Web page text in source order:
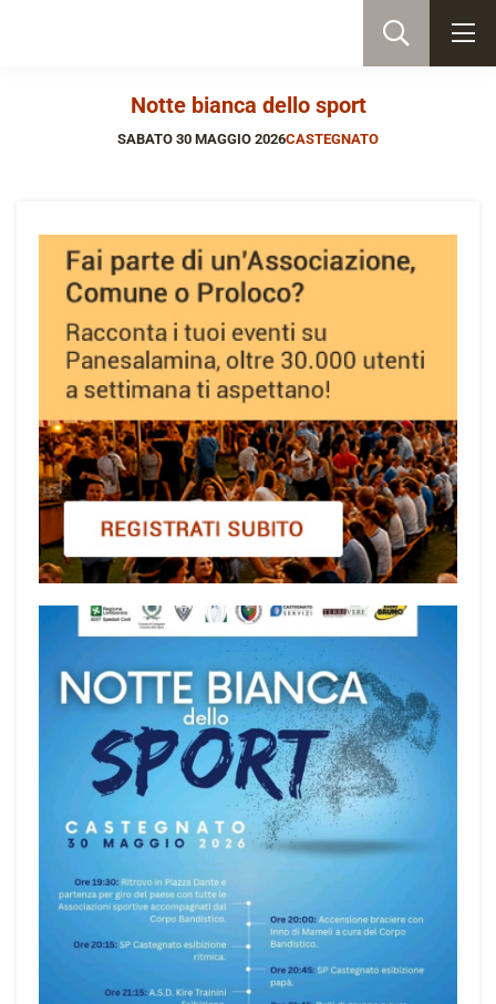
Notte bianca dello sport
SABATO 30 MAGGIO 2026CASTEGNATO